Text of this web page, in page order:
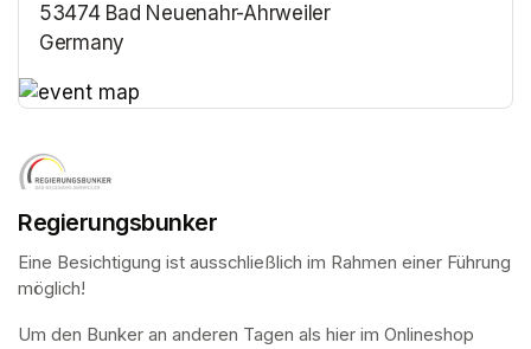
53474 Bad Neuenahr-Ahrweiler
Germany
Regierungsbunker
Eine Besichtigung ist ausschließlich im Rahmen einer Führung
möglich!
Um den Bunker an anderen Tagen als hier im Onlineshop